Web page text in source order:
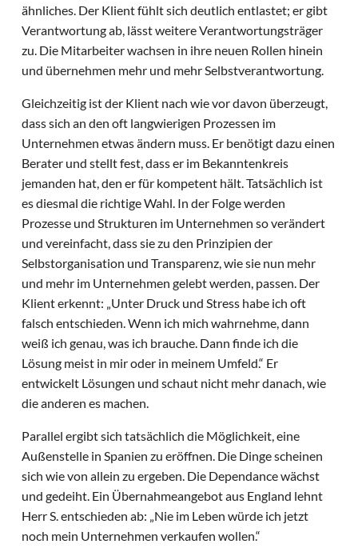
ähnliches. Der Klient fühlt sich deutlich entlastet; er gibt
Verantwortung ab, lässt weitere Verantwortungsträger
zu. Die Mitarbeiter wachsen in ihre neuen Rollen hinein
und übernehmen mehr und mehr Selbstverantwortung.
Gleichzeitig ist der Klient nach wie vor davon überzeugt,
dass sich an den oft langwierigen Prozessen im
Unternehmen etwas ändern muss. Er benötigt dazu einen
Berater und stellt fest, dass er im Bekanntenkreis
jemanden hat, den er für kompetent hält. Tatsächlich ist
es diesmal die richtige Wahl. In der Folge werden
Prozesse und Strukturen im Unternehmen so verändert
und vereinfacht, dass sie zu den Prinzipien der
Selbstorganisation und Transparenz, wie sie nun mehr
und mehr im Unternehmen gelebt werden, passen. Der
Klient erkennt: „Unter Druck und Stress habe ich oft
falsch entschieden. Wenn ich mich wahrnehme, dann
weiß ich genau, was ich brauche. Dann finde ich die
Lösung meist in mir oder in meinem Umfeld.“ Er
entwickelt Lösungen und schaut nicht mehr danach, wie
die anderen es machen.
Parallel ergibt sich tatsächlich die Möglichkeit, eine
Außenstelle in Spanien zu eröffnen. Die Dinge scheinen
sich wie von allein zu ergeben. Die Dependance wächst
und gedeiht. Ein Übernahmeangebot aus England lehnt
Herr S. entschieden ab: „Nie im Leben würde ich jetzt
noch mein Unternehmen verkaufen wollen.“